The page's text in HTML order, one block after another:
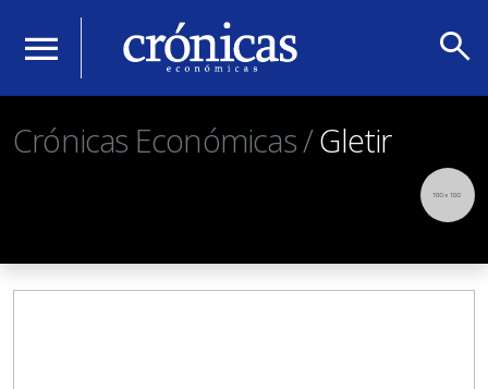
menu search
Crónicas Económicas /Gletir